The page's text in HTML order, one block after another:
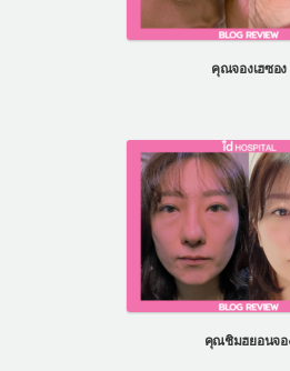
คุณจองเฮซอง
คุณชิมฮยอนจอ